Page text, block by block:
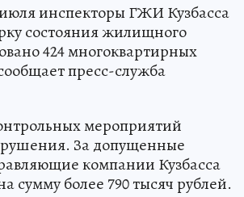
инспекторы ГЖИ Кузбасса
состояния жилищного
424 многоквартирных
пресс-служба
мероприятий
За допущенные
компании Кузбасса
сумму более 790 тысяч рублей.